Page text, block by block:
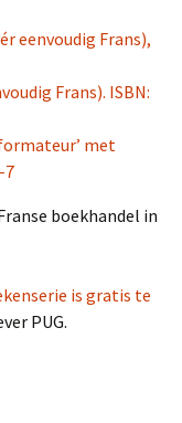
eenvoudig Frans),
Frans). ISBN:
met
7
boekhandel in
is gratis te
PUG.